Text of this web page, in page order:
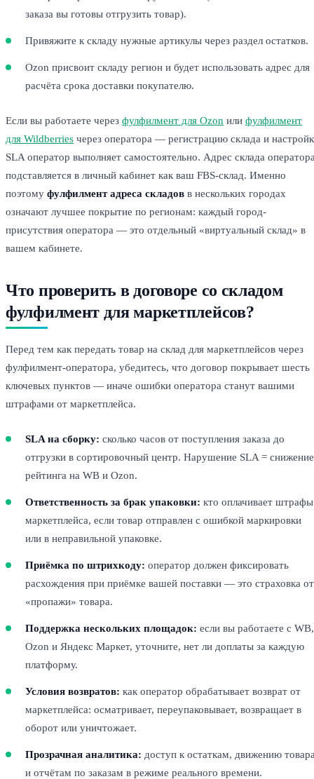
заказа вы готовы отгрузить товар).
Привяжите к складу нужные артикулы через раздел остатков.
Ozon присвоит складу регион и будет использовать адрес для
расчёта срока доставки покупателю.
Если вы работаете через фулфилмент для Ozon или фулфилмент
для Wildberries через оператора — регистрацию склада и
SLA оператор выполняет самостоятельно. Адрес склада
подставляется в личный кабинет как ваш FBS-склад. Именно
поэтому фулфилмент адреса складов в нескольких городах
означают лучшее покрытие по регионам: каждый город-
присутствия оператора — это отдельный «виртуальный склад» в
вашем кабинете.
Что проверить в договоре со складом
фулфилмент для маркетплейсов?
Перед тем как передать товар на склад для маркетплейсов через
фулфилмент-оператора, убедитесь, что договор покрывает шесть
ключевых пунктов — иначе ошибки оператора станут вашими
штрафами от маркетплейса.
SLA на сборку: сколько часов от поступления заказа до
отгрузки в сортировочный центр. Нарушение SLA = снижение
рейтинга на WB и Ozon.
Ответственность за брак упаковки: кто оплачивает штрафы
маркетплейса, если товар отправлен с ошибкой маркировки
или в неправильной упаковке.
Приёмка по штрихкоду: оператор должен фиксировать
расхождения при приёмке вашей поставки — это страховка от
«пропажи» товара.
Поддержка нескольких площадок: если вы работаете с WB,
Ozon и Яндекс Маркет, уточните, нет ли доплаты за каждую
платформу.
Условия возвратов: как оператор обрабатывает возврат от
маркетплейса: осматривает, переупаковывает, возвращает в
оборот или уничтожает.
Прозрачная аналитика: доступ к остаткам, движению
и отчётам по заказам в режиме реального времени.